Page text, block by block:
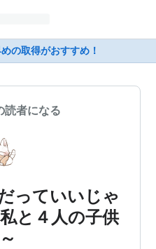
の取得がおすすめ！
読者になる
っていいじゃ
４人の子供